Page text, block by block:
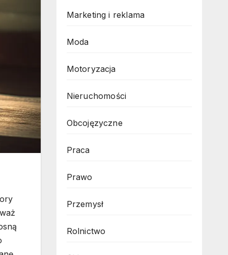
Marketing i reklama
Moda
Motoryzacja
Nieruchomości
Obcojęzyczne
Praca
Prawo
Przemysł
Rolnictwo